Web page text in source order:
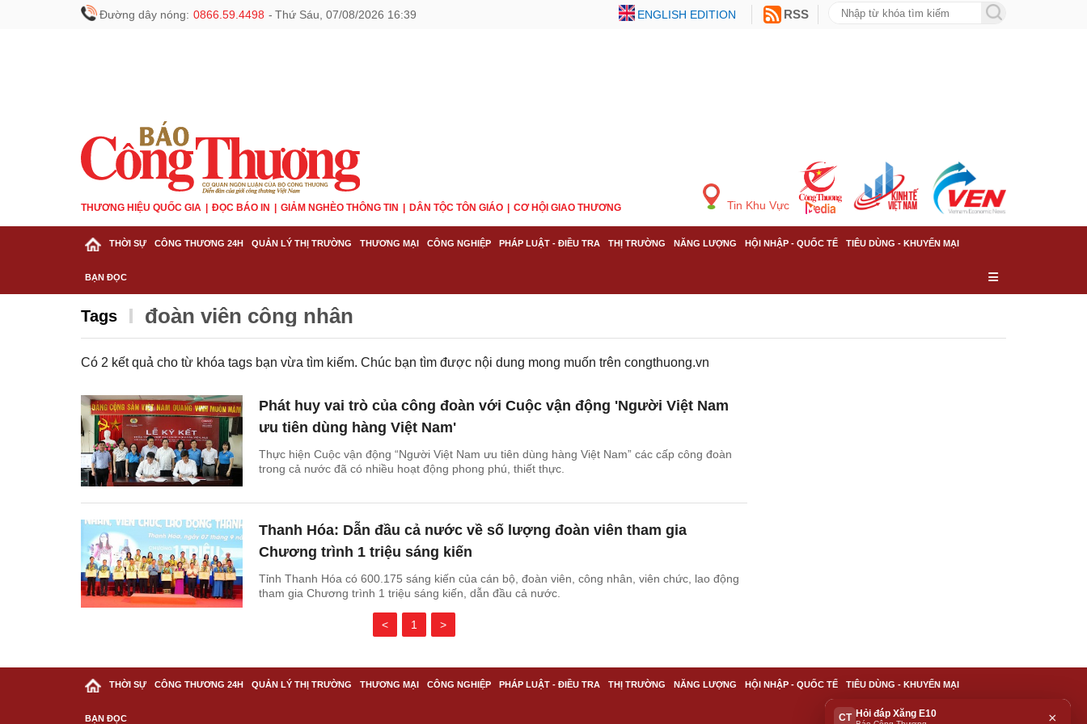
Đường dây nóng: 0866.59.4498 - Thứ Sáu, 07/08/2026 16:39 RSS
ENGLISH EDITION
THƯƠNG HIỆU QUỐC GIA ĐỌC BÁO IN GIẢM NGHÈO THÔNG TIN DÂN TỘC TÔN GIÁO CƠ HỘI GIAO THƯƠNG Tin Khu Vực
THỜI SỰ CÔNG THƯƠNG 24H QUẢN LÝ THỊ TRƯỜNG THƯƠNG MẠI CÔNG NGHIỆP PHÁP LUẬT - ĐIỀU TRA THỊ TRƯỜNG NĂNG LƯỢNG HỘI NHẬP - QUỐC TẾ TIÊU DÙNG - KHUYẾN MẠI
BẠN ĐỌC
Tags đoàn viên công nhân
Có 2 kết quả cho từ khóa tags bạn vừa tìm kiếm. Chúc bạn tìm được nội dung mong muốn trên congthuong.vn
Phát huy vai trò của công đoàn với Cuộc vận động 'Người Việt Nam
ưu tiên dùng hàng Việt Nam'
Thực hiện Cuộc vận động “Người Việt Nam ưu tiên dùng hàng Việt Nam” các cấp công đoàn
trong cả nước đã có nhiều hoạt động phong phú, thiết thực.
Thanh Hóa: Dẫn đầu cả nước về số lượng đoàn viên tham gia
Chương trình 1 triệu sáng kiến
Tỉnh Thanh Hóa có 600.175 sáng kiến của cán bộ, đoàn viên, công nhân, viên chức, lao động
tham gia Chương trình 1 triệu sáng kiến, dẫn đầu cả nước.
< 1 >
THỜI SỰ CÔNG THƯƠNG 24H QUẢN LÝ THỊ TRƯỜNG THƯƠNG MẠI CÔNG NGHIỆP PHÁP LUẬT - ĐIỀU TRA THỊ TRƯỜNG NĂNG LƯỢNG HỘI NHẬP - QUỐC TẾ TIÊU DÙNG - KHUYẾN MẠI
BẠN ĐỌC CT Hỏi đáp Xăng E10 ×